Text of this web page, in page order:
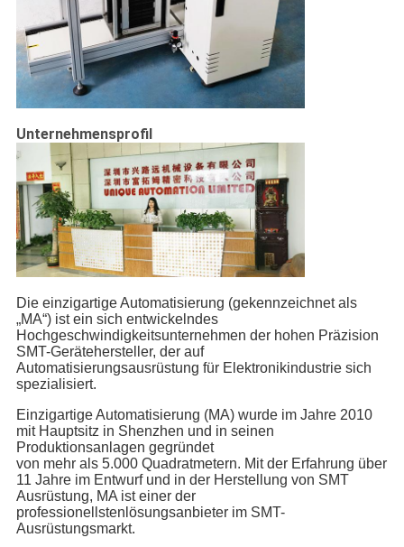
Unternehmensprofil
Die einzigartige Automatisierung (gekennzeichnet als
„MA“) ist ein sich entwickelndes
Hochgeschwindigkeitsunternehmen der hohen Präzision
SMT-Gerätehersteller, der auf
Automatisierungsausrüstung für Elektronikindustrie sich
spezialisiert.
Einzigartige Automatisierung (MA) wurde im Jahre 2010
mit Hauptsitz in Shenzhen und in seinen
Produktionsanlagen gegründet
von mehr als 5.000 Quadratmetern. Mit der Erfahrung über
11 Jahre im Entwurf und in der Herstellung von SMT
Ausrüstung, MA ist einer der
professionellstenlösungsanbieter im SMT-
Ausrüstungsmarkt.